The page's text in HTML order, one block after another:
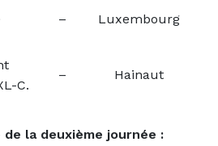
– Luxembourg
C.
– Hainaut
de la deuxième journée :